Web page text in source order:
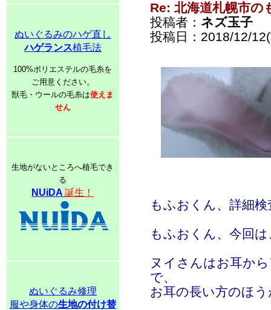
ぬいぐるみのハゲ直し
ハゲランス植毛法
100%ポリエステルの毛糸を
ご用意ください。
獣毛・ウールの毛糸は使えま
せん
生地がないところへ植毛でき
る
NUiDA誕生！
ぬいぐるみ修理
服や身体の生地の付け替
Re: 北海道札幌市の
投稿者： ネズ玉子
投稿日：2018/12/
もふおくん、詳細
もふおくん、今回
ヌイさんはお耳か
で、
お耳の長い方のほ